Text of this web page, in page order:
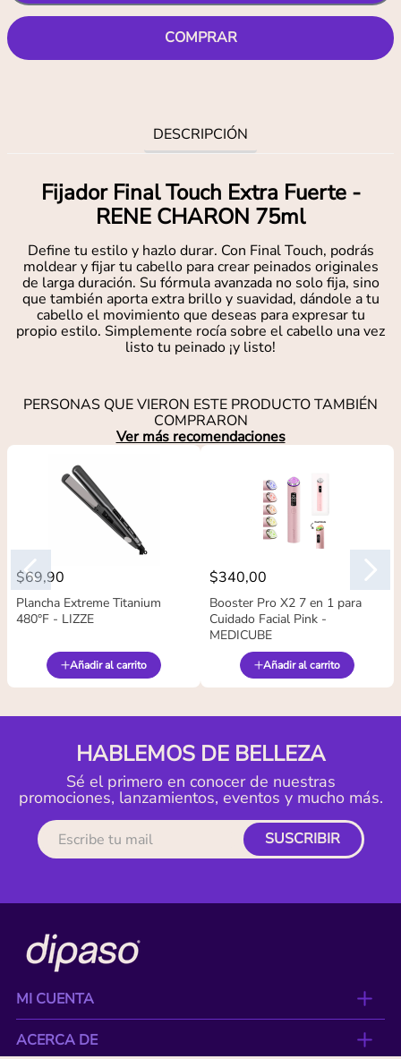
COMPRAR
DESCRIPCIÓN
Fijador Final Touch Extra Fuerte -
RENE CHARON 75ml
Define tu estilo y hazlo durar. Con Final Touch, podrás
moldear y fijar tu cabello para crear peinados originales
de larga duración. Su fórmula avanzada no solo fija, sino
que también aporta extra brillo y suavidad, dándole a tu
cabello el movimiento que deseas para expresar tu
propio estilo. Simplemente rocía sobre el cabello una vez
listo tu peinado ¡y listo!
PERSONAS QUE VIERON ESTE PRODUCTO TAMBIÉN
COMPRARON
Ver más recomendaciones
$69,90
Plancha Extreme Titanium
480°F - LIZZE
Añadir al carrito
$340,00
Booster Pro X2 7 en 1 para
Cuidado Facial Pink -
MEDICUBE
Añadir al carrito
HABLEMOS DE BELLEZA
Sé el primero en conocer de nuestras
promociones, lanzamientos, eventos y mucho más.
SUSCRIBIR
MI CUENTA
ACERCA DE